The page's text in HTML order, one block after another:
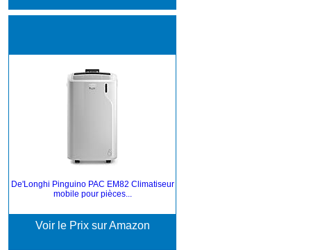
De'Longhi Pinguino PAC EM82 Climatiseur
mobile pour pièces...
Voir le Prix sur Amazon